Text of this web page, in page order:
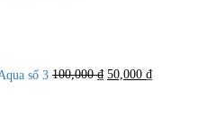
số 3 100,000₫ là:
50,000 ₫tại